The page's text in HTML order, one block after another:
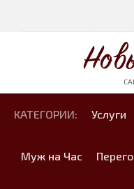
КАТЕГОРИИ: Услуги
Муж на Час